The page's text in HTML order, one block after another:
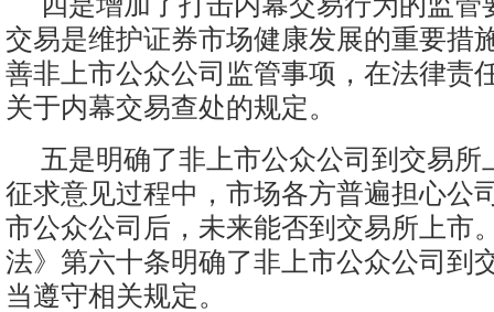
交易是维护证券市场健康发展的重要措
善非上市公众公司监管事项，在法律责
关于内幕交易查处的规定。
五是明确了非上市公众公司到交易所
征求意见过程中，市场各方普遍担心公
市公众公司后，未来能否到交易所上市
法》第六十条明确了非上市公众公司到
当遵守相关规定。